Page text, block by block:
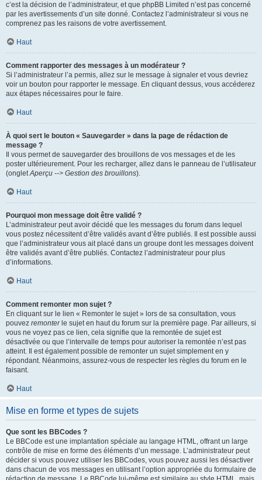
c’est la décision de l’administrateur, et que phpBB Limited n’est pas concerné
par les avertissements d’un site donné. Contactez l’administrateur si vous ne
comprenez pas les raisons de votre avertissement.
Haut
Comment rapporter des messages à un modérateur ?
Si l’administrateur l’a permis, allez sur le message à signaler et vous devriez
voir un bouton pour rapporter le message. En cliquant dessus, vous accéderez
aux étapes nécessaires pour le faire.
Haut
À quoi sert le bouton « Sauvegarder » dans la page de rédaction de
message ?
Il vous permet de sauvegarder des brouillons de vos messages et de les
poster ultérieurement. Pour les recharger, allez dans le panneau de l’utilisateur
(ongletAperçu --> Gestion des brouillons).
Haut
Pourquoi mon message doit être validé ?
L’administrateur peut avoir décidé que les messages du forum dans lequel
vous postez nécessitent d’être validés avant d’être publiés. Il est possible aussi
que l’administrateur vous ait placé dans un groupe dont les messages doivent
être validés avant d’être publiés. Contactez l’administrateur pour plus
d’informations.
Haut
Comment remonter mon sujet ?
En cliquant sur le lien « Remonter le sujet » lors de sa consultation, vous
pouvez remonterle sujet en haut du forum sur la première page. Par ailleurs, si
vous ne voyez pas ce lien, cela signifie que la remontée de sujet est
désactivée ou que l’intervalle de temps pour autoriser la remontée n’est pas
atteint. Il est également possible de remonter un sujet simplement en y
répondant. Néanmoins, assurez-vous de respecter les règles du forum en le
faisant.
Haut
Mise en forme et types de sujets
Que sont les BBCodes ?
Le BBCode est une implantation spéciale au langage HTML, offrant un large
contrôle de mise en forme des éléments d’un message. L’administrateur peut
décider si vous pouvez utiliser les BBCodes, vous pouvez aussi les désactiver
dans chacun de vos messages en utilisant l’option appropriée du formulaire de